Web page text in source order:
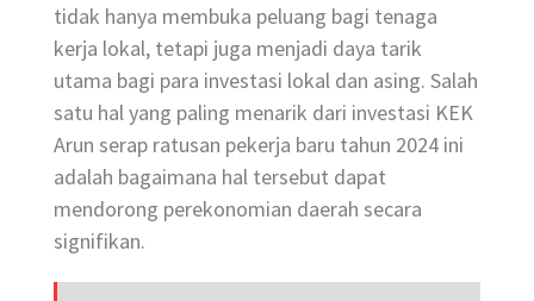
tidak hanya membuka peluang bagi tenaga
kerja lokal, tetapi juga menjadi daya tarik
utama bagi para investasi lokal dan asing. Salah
satu hal yang paling menarik dari investasi KEK
Arun serap ratusan pekerja baru tahun 2024 ini
adalah bagaimana hal tersebut dapat
mendorong perekonomian daerah secara
signifikan.